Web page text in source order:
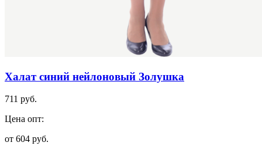
Халат синий нейлоновый Золушка
711 руб.
Цена опт:
от 604 руб.